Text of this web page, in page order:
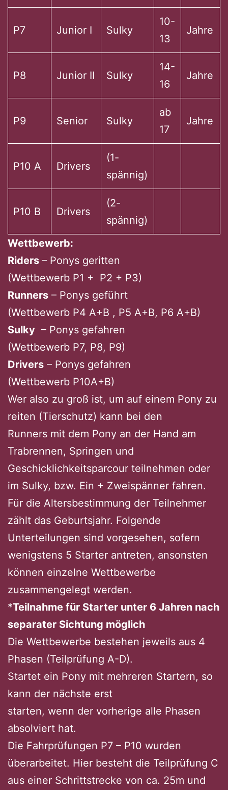
P7 Junior I Sulky
10-
13
Jahre
P8 Junior II Sulky
14-
16
Jahre
P9 Senior Sulky
ab
17
Jahre
P10 A Drivers
(1-
spännig)
P10 B Drivers
(2-
spännig)
Wettbewerb:
Riders – Ponys geritten
(Wettbewerb P1 + P2 + P3)
Runners – Ponys geführt
(Wettbewerb P4 A+B , P5 A+B, P6 A+B)
Sulky – Ponys gefahren
(Wettbewerb P7, P8, P9)
Drivers – Ponys gefahren
(Wettbewerb P10A+B)
Wer also zu groß ist, um auf einem Pony zu
reiten (Tierschutz) kann bei den
Runners mit dem Pony an der Hand am
Trabrennen, Springen und
Geschicklichkeitsparcour teilnehmen oder
im Sulky, bzw. Ein + Zweispänner fahren.
Für die Altersbestimmung der Teilnehmer
zählt das Geburtsjahr. Folgende
Unterteilungen sind vorgesehen, sofern
wenigstens 5 Starter antreten, ansonsten
können einzelne Wettbewerbe
zusammengelegt werden.
*Teilnahme für Starter unter 6 Jahren nach
separater Sichtung möglich
Die Wettbewerbe bestehen jeweils aus 4
Phasen (Teilprüfung A-D).
Startet ein Pony mit mehreren Startern, so
kann der nächste erst
starten, wenn der vorherige alle Phasen
absolviert hat.
Die Fahrprüfungen P7 – P10 wurden
überarbeitet. Hier besteht die Teilprüfung C
aus einer Schrittstrecke von ca. 25m und